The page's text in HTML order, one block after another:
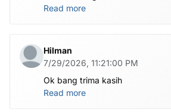
Read more
Hilman
7/29/2026, 11:21:00 PM
Ok bang trima kasih
Read more